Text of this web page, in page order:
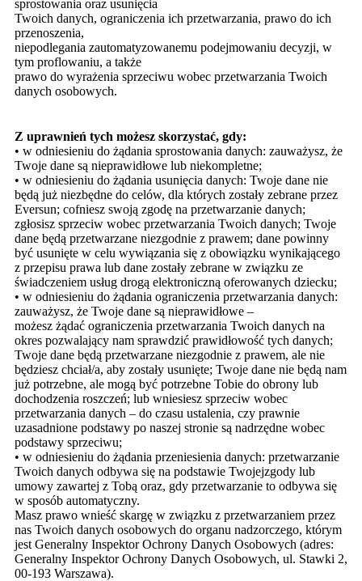
sprostowania oraz usunięcia
Twoich danych, ograniczenia ich przetwarzania, prawo do ich
przenoszenia,
niepodlegania zautomatyzowanemu podejmowaniu decyzji, w
tym proflowaniu, a także
prawo do wyrażenia sprzeciwu wobec przetwarzania Twoich
danych osobowych.
Z uprawnień tych możesz skorzystać, gdy:
• w odniesieniu do żądania sprostowania danych: zauważysz, że
Twoje dane są nieprawidłowe lub niekompletne;
• w odniesieniu do żądania usunięcia danych: Twoje dane nie
będą już niezbędne do celów, dla których zostały zebrane przez
Eversun; cofniesz swoją zgodę na przetwarzanie danych;
zgłosisz sprzeciw wobec przetwarzania Twoich danych; Twoje
dane będą przetwarzane niezgodnie z prawem; dane powinny
być usunięte w celu wywiązania się z obowiązku wynikającego
z przepisu prawa lub dane zostały zebrane w związku ze
świadczeniem usług drogą elektroniczną oferowanych dziecku;
• w odniesieniu do żądania ograniczenia przetwarzania danych:
zauważysz, że Twoje dane są nieprawidłowe –
możesz żądać ograniczenia przetwarzania Twoich danych na
okres pozwalający nam sprawdzić prawidłowość tych danych;
Twoje dane będą przetwarzane niezgodnie z prawem, ale nie
będziesz chciał/a, aby zostały usunięte; Twoje dane nie będą nam
już potrzebne, ale mogą być potrzebne Tobie do obrony lub
dochodzenia roszczeń; lub wniesiesz sprzeciw wobec
przetwarzania danych – do czasu ustalenia, czy prawnie
uzasadnione podstawy po naszej stronie są nadrzędne wobec
podstawy sprzeciwu;
• w odniesieniu do żądania przeniesienia danych: przetwarzanie
Twoich danych odbywa się na podstawie Twojejzgody lub
umowy zawartej z Tobą oraz, gdy przetwarzanie to odbywa się
w sposób automatyczny.
Masz prawo wnieść skargę w związku z przetwarzaniem przez
nas Twoich danych osobowych do organu nadzorczego, którym
jest Generalny Inspektor Ochrony Danych Osobowych (adres:
Generalny Inspektor Ochrony Danych Osobowych, ul. Stawki 2,
00-193 Warszawa).